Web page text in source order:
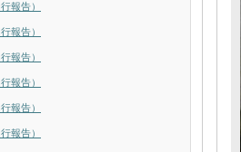
報告）
報告）
報告）
報告）
報告）
報告）